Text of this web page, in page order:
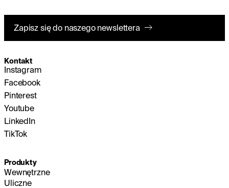
Zapisz się do naszego newslettera
Kontakt
Instagram
Facebook
Pinterest
Youtube
LinkedIn
TikTok
Produkty
Wewnętrzne
Uliczne